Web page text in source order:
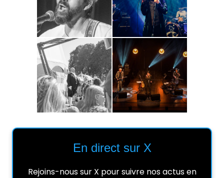
En direct sur X
Rejoins-nous sur X pour suivre nos actus en